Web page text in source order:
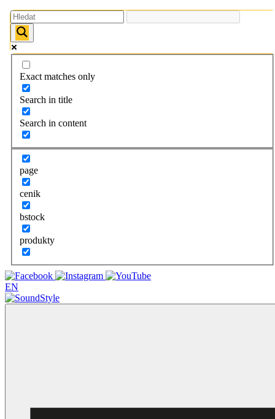
Exact matches only
Search in title
Search in content
page
cenik
bstock
produkty
EN